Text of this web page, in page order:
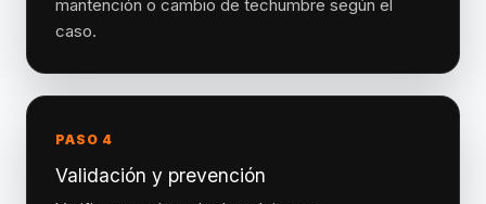
mantención o cambio de techumbre según el
caso.
PASO 4
Validación y prevención